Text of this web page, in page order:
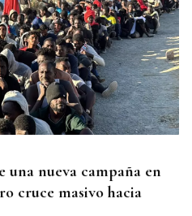
nueva campaña en
cruce masivo hacia